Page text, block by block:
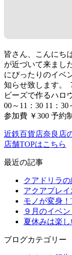
皆さん、こんにち
が近づいて来まし
にぴったりのイベ
知らせ致します
ビーズで作るハロ
00～11：30 11：
参加費 ￥300 予約
近鉄百貨店奈良店
店舗TOPはこちら
最近の記事
クアドリラ
アクアプレ
モノが変身
９月のイベ
夏休みは楽
ブログカテゴリー